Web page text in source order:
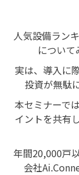
人気設備ラン
について
実は、導入に
投資が無駄
本セミナーで
イントを共有
年間20,000戸
会社